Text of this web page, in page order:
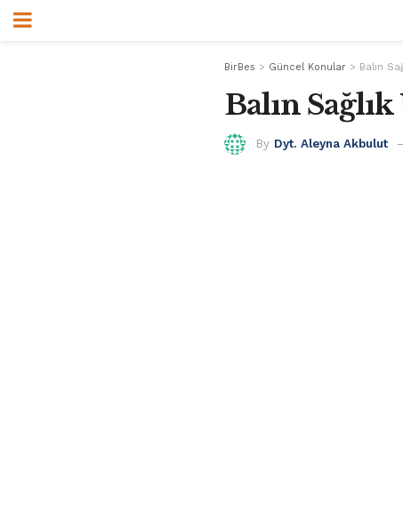
BirBes > Güncel Konular > Balın
Balın
By Dyt. Aleyna Akbulut